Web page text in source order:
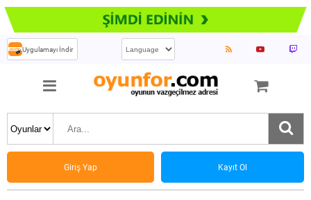
Uygulamayı İndir
Giriş Yap Kayıt Ol